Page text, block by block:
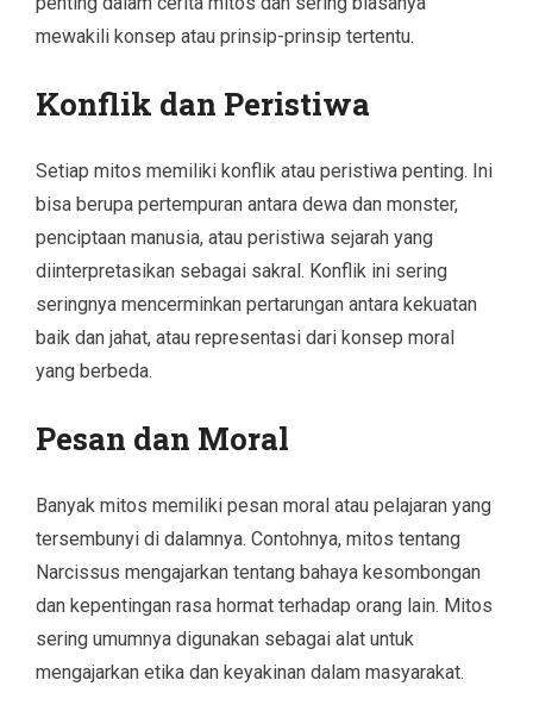
mewakili konsep atau prinsip-prinsip tertentu.
Konflik dan Peristiwa
Setiap mitos memiliki konflik atau peristiwa penting. Ini
bisa berupa pertempuran antara dewa dan monster,
penciptaan manusia, atau peristiwa sejarah yang
diinterpretasikan sebagai sakral. Konflik ini sering
seringnya mencerminkan pertarungan antara kekuatan
baik dan jahat, atau representasi dari konsep moral
yang berbeda.
Pesan dan Moral
Banyak mitos memiliki pesan moral atau pelajaran yang
tersembunyi di dalamnya. Contohnya, mitos tentang
Narcissus mengajarkan tentang bahaya kesombongan
dan kepentingan rasa hormat terhadap orang lain. Mitos
sering umumnya digunakan sebagai alat untuk
mengajarkan etika dan keyakinan dalam masyarakat.